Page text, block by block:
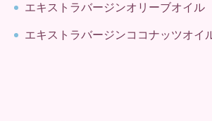
エキストラバージンオリーブオイル
エキストラバージンココナッツオイ